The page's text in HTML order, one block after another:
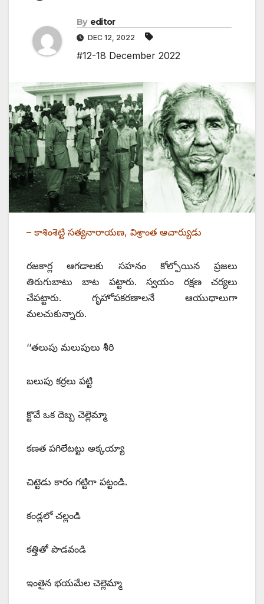
By editor
DEC 12, 2022
#12-18 December 2022
– కాశింశెట్టి సత్యనారాయణ, విశ్రాంత ఆచార్యుడు
రజకార్ల ఆగడాలకు సహనం కోల్పోయిన ప్రజలు
తిరుగుబాటు బాట పట్టారు. స్వయం రక్షణ చర్యలు
చేపట్టారు. గృహోపకరణాలనే ఆయుధాలుగా
మలచుకున్నారు.
‘‘తలుపు మలుపులు శీరి
బలుపు కర్రలు పట్టి
క్టొవే ఒక దెబ్బ చెల్లెమ్మా
కణత పగిలేటట్టు అక్కయ్యా
చిట్టెడు కారం గట్టిగా పట్టండి.
కండ్లలో చల్లండి
కత్తితో పొడవండి
ఇంతైన భయమేల చెల్లెమ్మా